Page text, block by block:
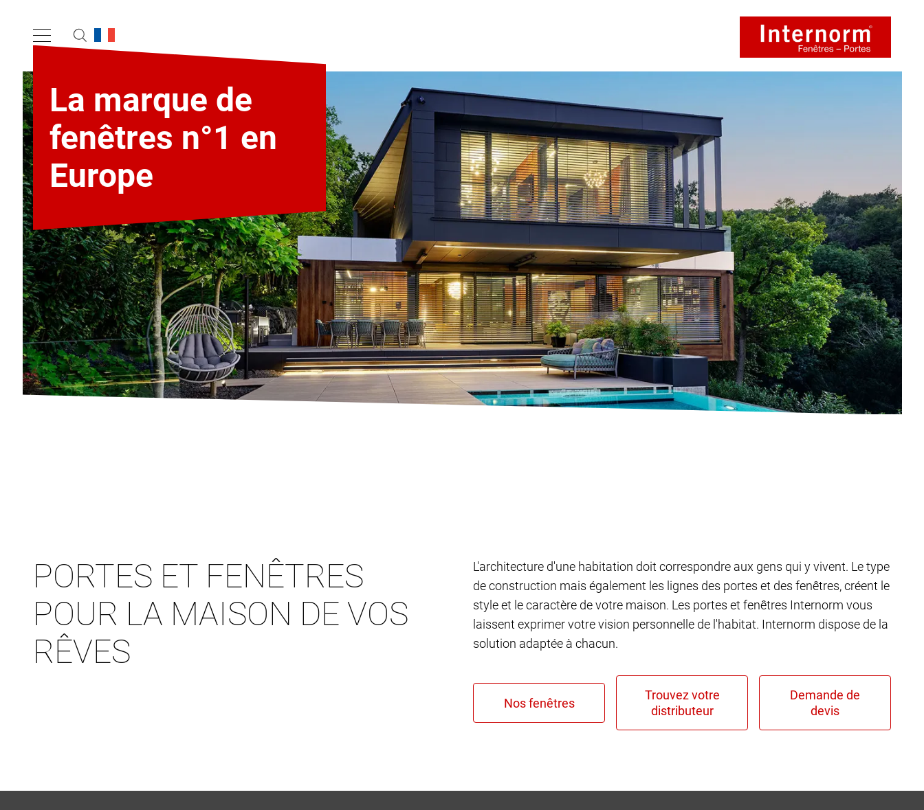
La marque de
fenêtres n°1 en
Europe
PORTES ET FENÊTRES
POUR LA MAISON DE VOS
RÊVES
L'architecture d'une habitation doit correspondre aux gens qui y vivent. Le type
de construction mais également les lignes des portes et des fenêtres, créent le
style et le caractère de votre maison. Les portes et fenêtres Internorm vous
laissent exprimer votre vision personnelle de l'habitat. Internorm dispose de la
solution adaptée à chacun.